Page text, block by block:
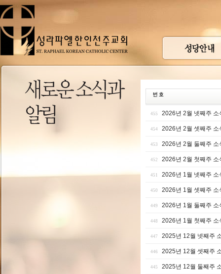
455 2026년 2월 넷째주 소
454 2026년 2월 셋째주 소
453 2026년 2월 둘째주 소
452 2026년 2월 첫째주 소
451 2026년 1월 넷째주 소
450 2026년 1월 셋째주 소
449 2026년 1월 둘째주 소
448 2026년 1월 첫째주 소
447 2025년 12월 넷째주
446 2025년 12월 셋째주
445 2025년 12월 둘째주